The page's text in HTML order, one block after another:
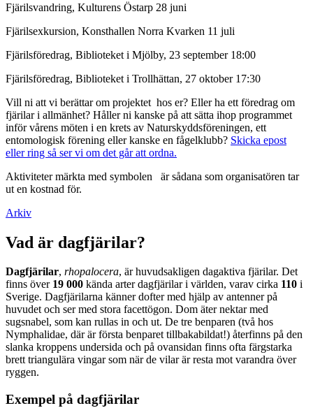
Fjärilsvandring, Kulturens Östarp 28 juni
Fjärilsexkursion, Konsthallen Norra Kvarken 11 juli
Fjärilsföredrag, Biblioteket i Mjölby, 23 september 18:00
Fjärilsföredrag, Biblioteket i Trollhättan, 27 oktober 17:30
Vill ni att vi berättar om projektet hos er? Eller ha ett föredrag om
fjärilar i allmänhet? Håller ni kanske på att sätta ihop programmet
inför vårens möten i en krets av Naturskyddsföreningen, ett
entomologisk förening eller kanske en fågelklubb? Skicka epost
eller ring så ser vi om det går att ordna.
Aktiviteter märkta med symbolen
är sådana som organisatören tar
ut en kostnad för.
Arkiv
Vad är dagfjärilar?
Dagfjärilar, rhopalocera, är huvudsakligen dagaktiva fjärilar. Det
finns över 19 000 kända arter dagfjärilar i världen, varav cirka 110 i
Sverige. Dagfjärilarna känner dofter med hjälp av antenner på
huvudet och ser med stora facettögon. Dom äter nektar med
sugsnabel, som kan rullas in och ut. De tre benparen (två hos
Nymphalidae, där är första benparet tillbakabildat!) återfinns på den
slanka kroppens undersida och på ovansidan finns ofta färgstarka
brett triangulära vingar som när de vilar är resta mot varandra över
ryggen.
Exempel på dagfjärilar